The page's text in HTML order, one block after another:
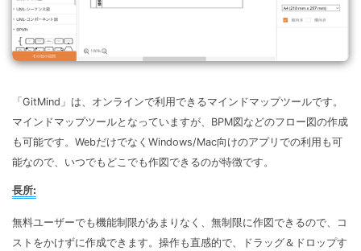
「GitMind」は、オンラインで利用できるマインドマップツールです。
マインドマップツールとなっていますが、BPM図などのフロー図の作成
も可能です。WebだけでなくWindows/Mac向けのアプリでの利用も可
能なので、いつでもどこでも作図できるのが特徴です。
長所:
無料ユーザーでも機能制限があまりなく、無制限に作図できるので、コ
ストをかけずに作成できます。操作も直感的で、ドラッグ＆ドロップす